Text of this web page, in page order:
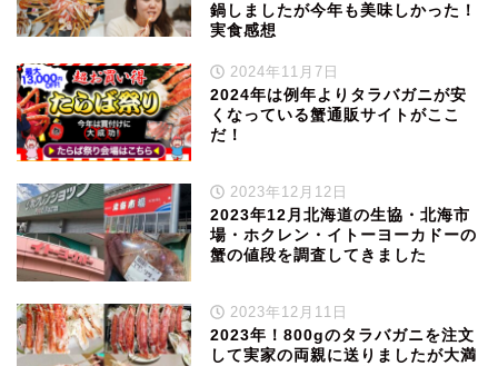
鍋しましたが今年も美味しかった！
実食感想
2024年11月7日
2024年は例年よりタラバガニが安
くなっている蟹通販サイトがここ
だ！
2023年12月12日
2023年12月北海道の生協・北海市
場・ホクレン・イトーヨーカドーの
蟹の値段を調査してきました
2023年12月11日
2023年！800gのタラバガニを注文
して実家の両親に送りましたが大満